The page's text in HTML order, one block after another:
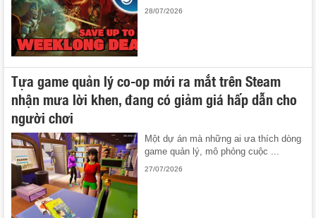
28/07/2026
Tựa game quản lý co-op mới ra mắt trên Steam
nhận mưa lời khen, đang có giảm giá hấp dẫn cho
người chơi
Một dự án mà những ai ưa thích dòng
game quản lý, mô phỏng cuộc ...
27/07/2026